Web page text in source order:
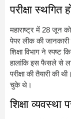
परीक्षा
महाराष्ट्र में 28 जून
पेपर लीक की जानकारी
शिक्षा विभाग ने स्पष्ट
हालांकि इस फैसले से
परीक्षा की तैयारी की
चुके थे।
शिक्षा